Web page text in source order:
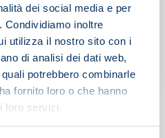
dei social media e per
Condividiamo inoltre
utilizza il nostro sito con i
di analisi dei dati web,
potrebbero combinarle
fornito loro o che hanno
loro servizi.
stats and